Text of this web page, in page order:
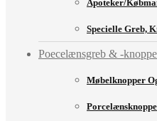
Apoteker/
Specielle Greb,
Poecelænsgreb & -
Møbelknopper